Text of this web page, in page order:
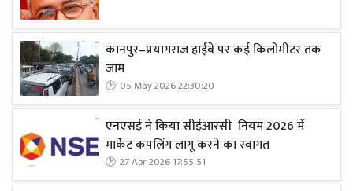
कानपुर–प्रयागराज हाईवे पर कई किलोमीटर तक
जाम
05 May 2026 22:30:20
एनएसई ने किया सीईआरसी नियम 2026 में
मार्केट कपलिंग लागू करने का स्वागत
27 Apr 2026 17:55:51